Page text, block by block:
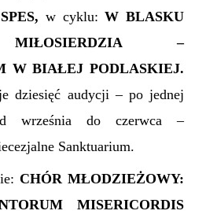
w cyklu:W BLASKU
–
W BIAŁEJ PODLASKIEJ.
dziesięć audycji – po jednej
września do czerwca –
Sanktuarium.
CHÓR MŁODZIEŻOWY:
MISERICORDIS